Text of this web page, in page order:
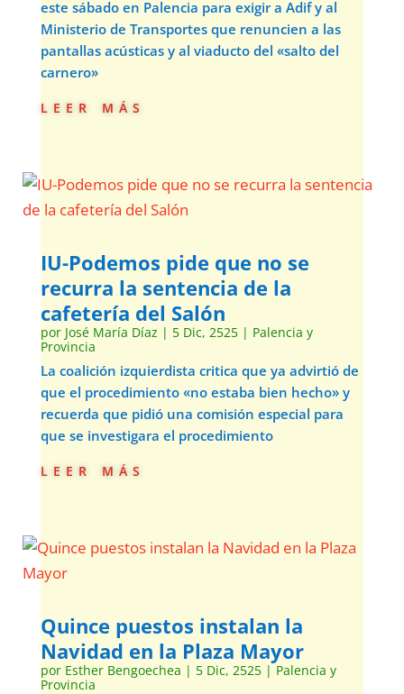
este sábado en Palencia para exigir a Adif y al
Ministerio de Transportes que renuncien a las
pantallas acústicas y al viaducto del «salto del
carnero»
leer más
IU-Podemos pide que no se
recurra la sentencia de la
cafetería del Salón
por José María Díaz | 5 Dic, 2525| Palencia y
Provincia
La coalición izquierdista critica que ya advirtió de
que el procedimiento «no estaba bien hecho» y
recuerda que pidió una comisión especial para
que se investigara el procedimiento
leer más
Quince puestos instalan la
Navidad en la Plaza Mayor
por Esther Bengoechea | 5 Dic, 2525| Palencia y
Provincia